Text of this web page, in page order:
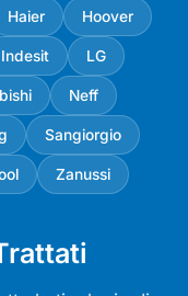
Haier Hoover
Indesit LG
Neff
Sangiorgio
Zanussi